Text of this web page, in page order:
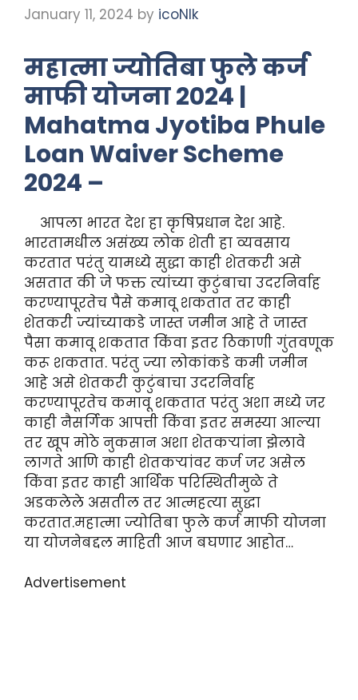
January 11, 2024 by icoNIk
महात्मा ज्योतिबा फुले कर्ज
माफी योजना 2024 |
Mahatma Jyotiba Phule
Loan Waiver Scheme
2024 –
आपला भारत देश हा कृषिप्रधान देश आहे.
भारतामधील असंख्य लोक शेती हा व्यवसाय
करतात परंतु यामध्ये सुद्धा काही शेतकरी असे
असतात की जे फक्त त्यांच्या कुटुंबाचा उदरनिर्वाह
करण्यापूरतेच पैसे कमावू शकतात तर काही
शेतकरी ज्यांच्याकडे जास्त जमीन आहे ते जास्त
पैसा कमावू शकतात किंवा इतर ठिकाणी गुंतवणूक
करू शकतात. परंतु ज्या लोकांकडे कमी जमीन
आहे असे शेतकरी कुटुंबाचा उदरनिर्वाह
करण्यापूरतेच कमावू शकतात परंतु अशा मध्ये जर
काही नैसर्गिक आपत्ती किंवा इतर समस्या आल्या
तर खूप मोठे नुकसान अशा शेतकऱ्यांना झेलावे
लागते आणि काही शेतकऱ्यांवर कर्ज जर असेल
किंवा इतर काही आर्थिक परिस्थितीमुळे ते
अडकलेले असतील तर आत्महत्या सुद्धा
करतात.महात्मा ज्योतिबा फुले कर्ज माफी योजना
या योजनेबद्दल माहिती आज बघणार आहोत…
Advertisement